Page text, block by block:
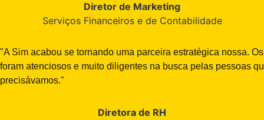
Diretor de Marketing
Serviços Financeiros e de Contabilidade
"A Sim acabou se tornando uma parceira estratégica nossa.
foram atenciosos e muito diligentes na busca pelas pessoas
precisávamos."
Diretora de RH